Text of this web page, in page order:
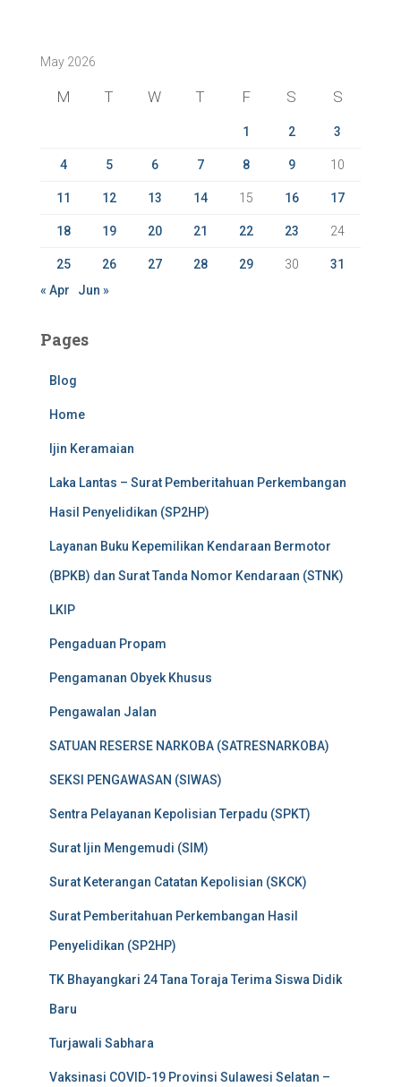
h
May 2026
M T W T F S S
1 2 3
4 5 6 7 8 9 10
11 12 13 14 15 16 17
18 19 20 21 22 23 24
25 26 27 28 29 30
31
« Apr
Jun »
Pages
Blog
Home
Ijin Keramaian
Laka Lantas – Surat Pemberitahuan Perkembangan
Hasil Penyelidikan (SP2HP)
Layanan Buku Kepemilikan Kendaraan Bermotor
(BPKB) dan Surat Tanda Nomor Kendaraan (STNK)
LKIP
Pengaduan Propam
Pengamanan Obyek Khusus
Pengawalan Jalan
SATUAN RESERSE NARKOBA (SATRESNARKOBA)
SEKSI PENGAWASAN (SIWAS)
Sentra Pelayanan Kepolisian Terpadu (SPKT)
Surat Ijin Mengemudi (SIM)
Surat Keterangan Catatan Kepolisian (SKCK)
Surat Pemberitahuan Perkembangan Hasil
Penyelidikan (SP2HP)
TK Bhayangkari 24 Tana Toraja Terima Siswa Didik
Baru
Turjawali Sabhara
Vaksinasi COVID-19 Provinsi Sulawesi Selatan –